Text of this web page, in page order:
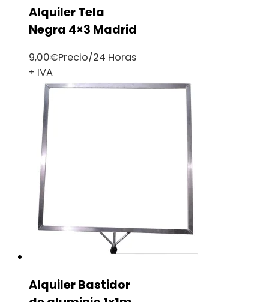
Alquiler Tela
Negra 4×3 Madrid
9,00€Precio/24 Horas
+ IVA
Alquiler Bastidor